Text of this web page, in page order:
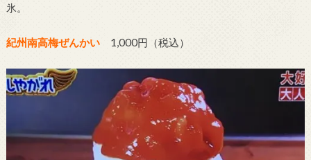
氷。
紀州南高梅ぜんかい1,000円（税込）